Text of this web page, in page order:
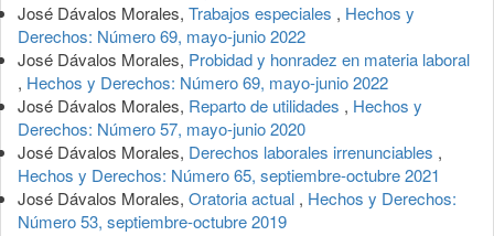
José Dávalos Morales, Trabajos especiales , Hechos y
Derechos: Número 69, mayo-junio 2022
José Dávalos Morales, Probidad y honradez en materia laboral
, Hechos y Derechos: Número 69, mayo-junio 2022
José Dávalos Morales, Reparto de utilidades , Hechos y
Derechos: Número 57, mayo-junio 2020
José Dávalos Morales, Derechos laborales irrenunciables ,
Hechos y Derechos: Número 65, septiembre-octubre 2021
José Dávalos Morales, Oratoria actual , Hechos y Derechos:
Número 53, septiembre-octubre 2019